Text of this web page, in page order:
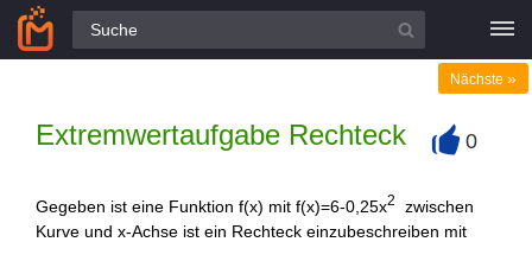
Alle Fragen
Extremwertaufgabe Rechteck
Nächste »
0
Gegeben ist eine Funktion f(x) mit f(x)=6-0,25x2
zwischen
Kurve und x-Achse ist ein Rechteck einzubeschreiben mit